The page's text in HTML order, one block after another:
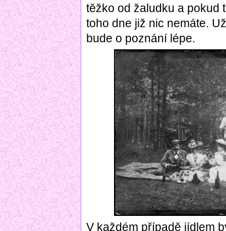
těžko od žaludku a pokud
toho dne již nic nemáte.
bude o poznání lépe.
V každém případě jídlem